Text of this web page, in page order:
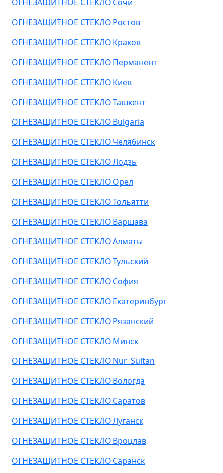
ОГНЕЗАЩИТНОЕ СТЕКЛО Сочи
ОГНЕЗАЩИТНОЕ СТЕКЛО Ростов
ОГНЕЗАЩИТНОЕ СТЕКЛО Краков
ОГНЕЗАЩИТНОЕ СТЕКЛО Перманент
ОГНЕЗАЩИТНОЕ СТЕКЛО Киев
ОГНЕЗАЩИТНОЕ СТЕКЛО Ташкент
ОГНЕЗАЩИТНОЕ СТЕКЛО Bulgaria
ОГНЕЗАЩИТНОЕ СТЕКЛО Челябинск
ОГНЕЗАЩИТНОЕ СТЕКЛО Лодзь
ОГНЕЗАЩИТНОЕ СТЕКЛО Орел
ОГНЕЗАЩИТНОЕ СТЕКЛО Тольятти
ОГНЕЗАЩИТНОЕ СТЕКЛО Варшава
ОГНЕЗАЩИТНОЕ СТЕКЛО Алматы
ОГНЕЗАЩИТНОЕ СТЕКЛО Тульский
ОГНЕЗАЩИТНОЕ СТЕКЛО София
ОГНЕЗАЩИТНОЕ СТЕКЛО Екатеринбург
ОГНЕЗАЩИТНОЕ СТЕКЛО Рязанский
ОГНЕЗАЩИТНОЕ СТЕКЛО Минск
ОГНЕЗАЩИТНОЕ СТЕКЛО Nur_Sultan
ОГНЕЗАЩИТНОЕ СТЕКЛО Вологда
ОГНЕЗАЩИТНОЕ СТЕКЛО Саратов
ОГНЕЗАЩИТНОЕ СТЕКЛО Луганск
ОГНЕЗАЩИТНОЕ СТЕКЛО Вроцлав
ОГНЕЗАЩИТНОЕ СТЕКЛО Саранск